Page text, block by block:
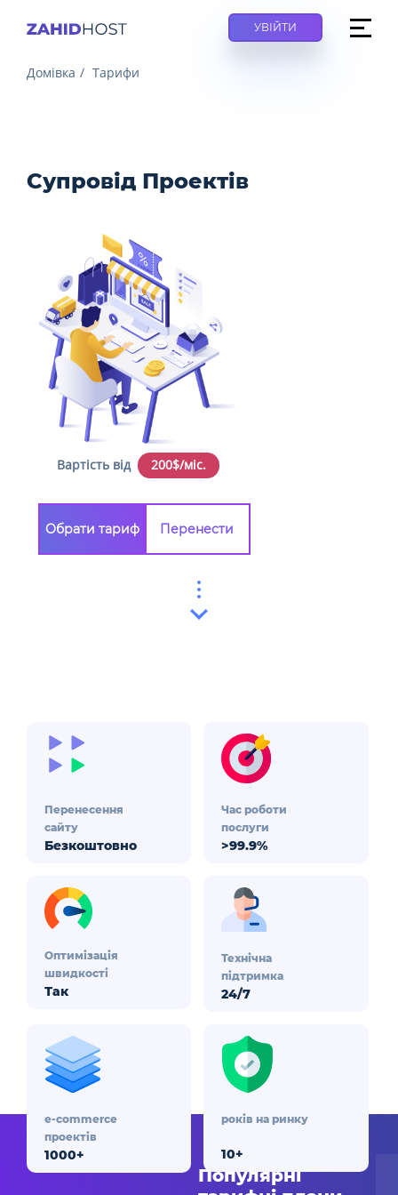
УВІЙТИ
Домівка Тарифи
Супровід Проектів
Вартість від 200$/міс.
Обрати тариф Перенести
Перенесення
сайту
Безкоштовно
Час роботи
послуги
>99.9%
Оптимізація
швидкості
Так
Технічна
підтримка
24/7
e-commerce
проектів
1000+
років на ринку
10+
Популярні